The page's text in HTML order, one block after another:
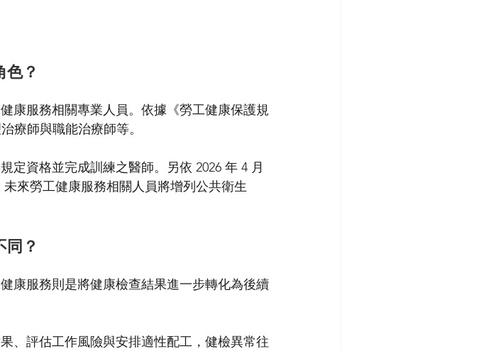
？
康服務相關專業人員。依據《勞工健康保護規
療師與職能治療師等。
定資格並完成訓練之醫師。另依 2026 年 4 月
來勞工健康服務相關人員將增列公共衛生
？
康服務則是將健康檢查結果進一步轉化為後續
、評估工作風險與安排適性配工，健檢異常往